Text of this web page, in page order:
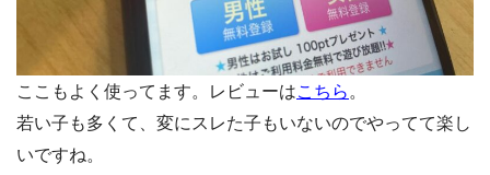
ここもよく使ってます。レビューはこちら 。
若い子も多くて、変にスレた子もいないのでやってて楽し
いですね。